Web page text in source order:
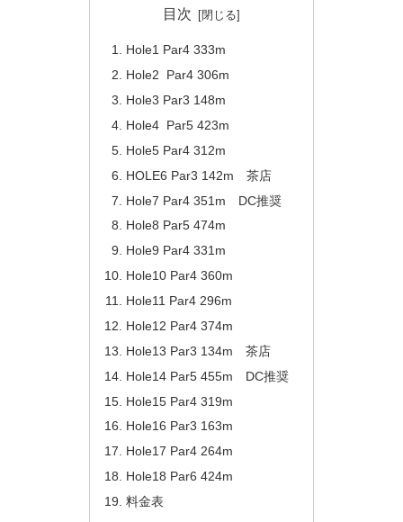
目次
Hole1 Par4 333m
Hole2 Par4 306m
Hole3 Par3 148m
Hole4 Par5 423m
Hole5 Par4 312m
HOLE6 Par3 142m 茶店
Hole7 Par4 351m DC推奨
Hole8 Par5 474m
Hole9 Par4 331m
Hole10 Par4 360m
Hole11 Par4 296m
Hole12 Par4 374m
Hole13 Par3 134m 茶店
Hole14 Par5 455m DC推奨
Hole15 Par4 319m
Hole16 Par3 163m
Hole17 Par4 264m
Hole18 Par6 424m
料金表